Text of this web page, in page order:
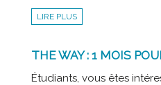
LIRE PLUS
THE WAY : 1 MOIS
Étudiants, vous êtes